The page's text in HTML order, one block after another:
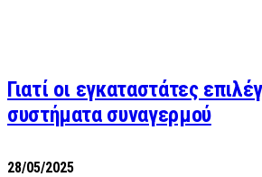
Γιατί οι εγκαταστάτες
συστήματα συναγερμού
28/05/2025